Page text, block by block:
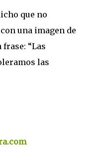
que no
una imagen de
“Las
las